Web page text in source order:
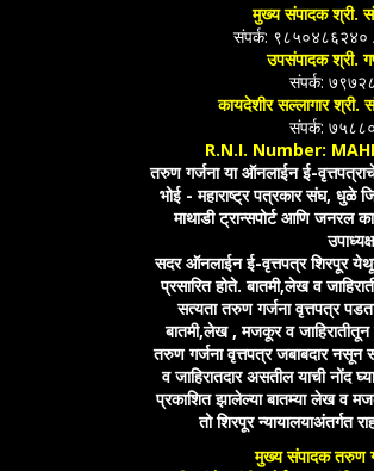
मुख्य संपादक श्री.
संपर्क:
उपसंपादक श्री.
संपर्क:
कायदेशीर सल्लागार श्री.
संपर्क:
R.N.I. Number:
तरुण गर्जना या ऑनलाईन ई-
भोई - महाराष्ट्र पत्रकार संघ, धुळे
माथाडी ट्रान्सपोर्ट आणि जनरल
सदर ऑनलाईन ई-वृत्तपत्र शिरपूर
प्रसारित होते. बातमी,लेख व
सत्यता तरुण गर्जना वृत्तपत्र
बातमी,लेख , मजकूर व जाहिरातीतून
तरुण गर्जना वृत्तपत्र जबाबदार नसून
व जाहिरातदार असतील याची नोंद
प्रकाशित झालेल्या बातम्या लेख व
तो शिरपूर न्यायालयाअंतर्गत
मुख्य संपादक तरुण